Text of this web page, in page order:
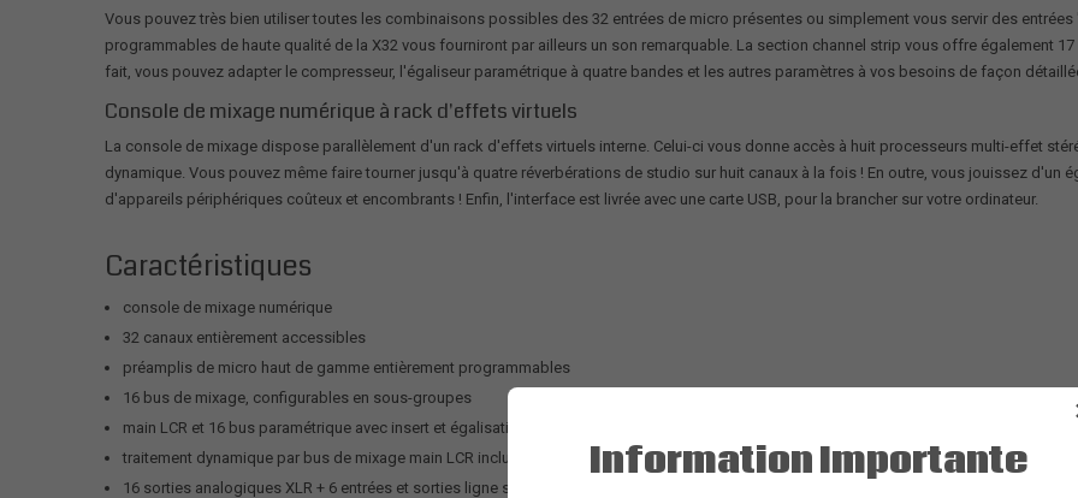
Vous pouvez très bien utiliser toutes les combinaisons possibles des 32 entrées de micro présentes ou simplement vous servir des
programmables de haute qualité de la X32 vous fourniront par ailleurs un son remarquable. La section channel strip vous offre également
fait, vous pouvez adapter le compresseur, l'égaliseur paramétrique à quatre bandes et les autres paramètres à vos besoins de façon
Console de mixage numérique à rack d'effets virtuels
La console de mixage dispose parallèlement d'un rack d'effets virtuels interne. Celui-ci vous donne accès à huit processeurs multi-effet
dynamique. Vous pouvez même faire tourner jusqu'à quatre réverbérations de studio sur huit canaux à la fois ! En outre, vous jouissez d'un
d'appareils périphériques coûteux et encombrants ! Enfin, l'interface est livrée avec une carte USB, pour la brancher sur votre ordinateur.
Caractéristiques
console de mixage numérique
32 canaux entièrement accessibles
préamplis de micro haut de gamme entièrement programmables
16 bus de mixage, configurables en sous-groupes
main LCR et 16 bus paramétrique avec insert et égalisation 6 bandes
traitement dynamique par bus de mixage main LCR inclus
16 sorties analogiques XLR + 6 entrées et sorties ligne supplémentaires
Information Importante